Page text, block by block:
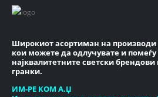
Широкиот асортиман на производи
кои можете да одлучувате и
најквалитетните светски
гранки.
ИМ-РЕ КОМ А.Џ